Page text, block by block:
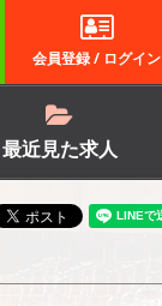
会員登録 / ログイン
最近見た求人